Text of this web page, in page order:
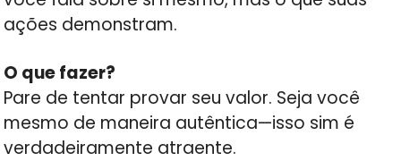
ações demonstram.
O que fazer?
Pare de tentar provar seu valor. Seja você
mesmo de maneira autêntica—isso sim é
verdadeiramente atraente.